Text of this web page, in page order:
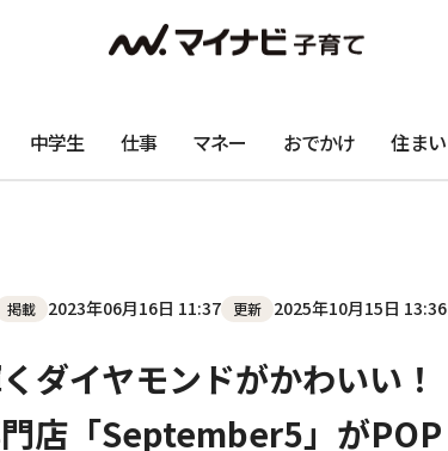
中学生 仕事 マネー おでかけ 住まい
掲載 2023年06月16日 11:37 更新 2025年10月15日 13:36
ダイヤモンドがかわいい！
店「September5」がPOP